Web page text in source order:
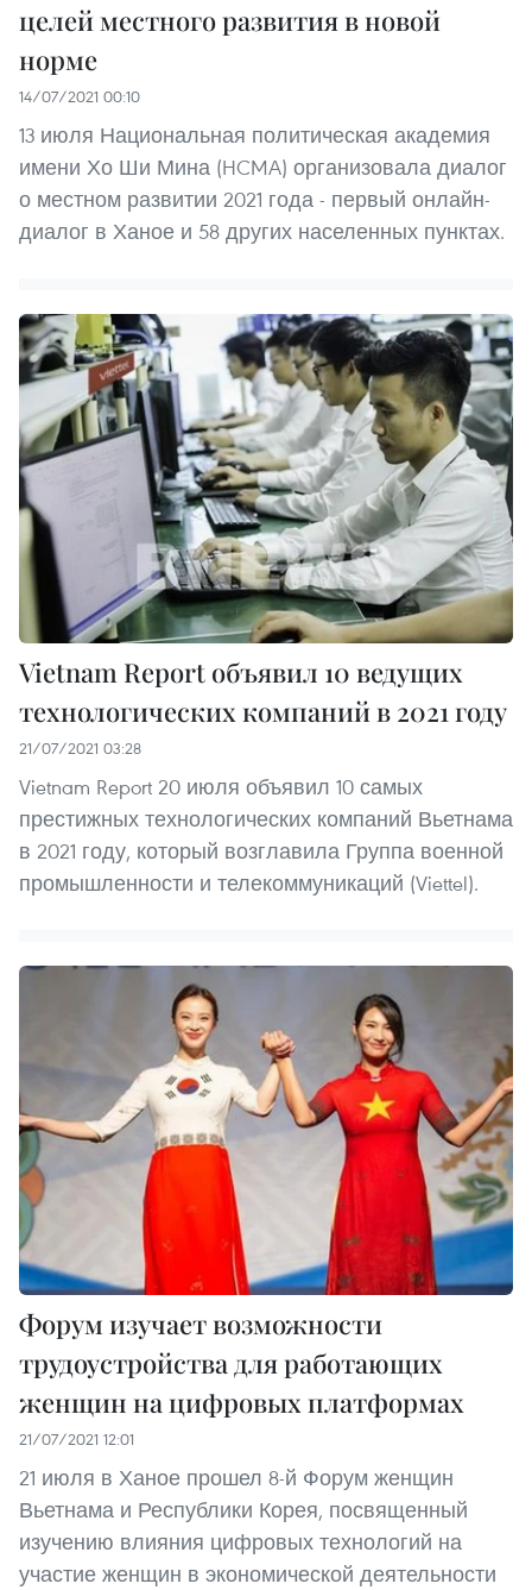
целей местного развития в новой
норме
14/07/2021 00:10
13 июля Национальная политическая академия
имени Хо Ши Мина (HCMA) организовала диалог
о местном развитии 2021 года - первый онлайн-
диалог в Ханое и 58 других населенных пунктах.
Vietnam Report объявил 10 ведущих
технологических компаний в 2021 году
21/07/2021 03:28
Vietnam Report 20 июля объявил 10 самых
престижных технологических компаний Вьетнама
в 2021 году, который возглавила Группа военной
промышленности и телекоммуникаций (Viettel).
Форум изучает возможности
трудоустройства для работающих
женщин на цифровых платформах
21/07/2021 12:01
21 июля в Ханое прошел 8-й Форум женщин
Вьетнама и Республики Корея, посвященный
изучению влияния цифровых технологий на
участие женщин в экономической деятельности